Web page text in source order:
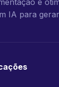
IA para